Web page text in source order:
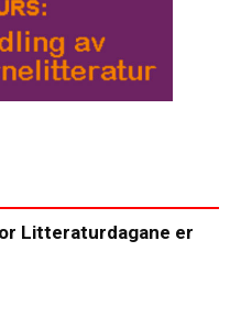
Litteraturdagane er